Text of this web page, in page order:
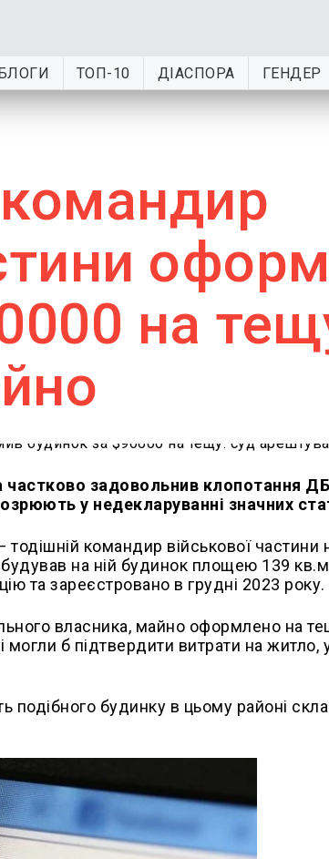
ТОП-10 ДІАСПОРА ГЕНДЕР
на
задовольнив клопотання
у недекларуванні значних
командир військової частини
на ній будинок площею 139 кв.м
та зареєстровано в грудні 2023 року.
власника, майно оформлено на
могли б підтвердити витрати на житло,
подібного будинку в цьому районі